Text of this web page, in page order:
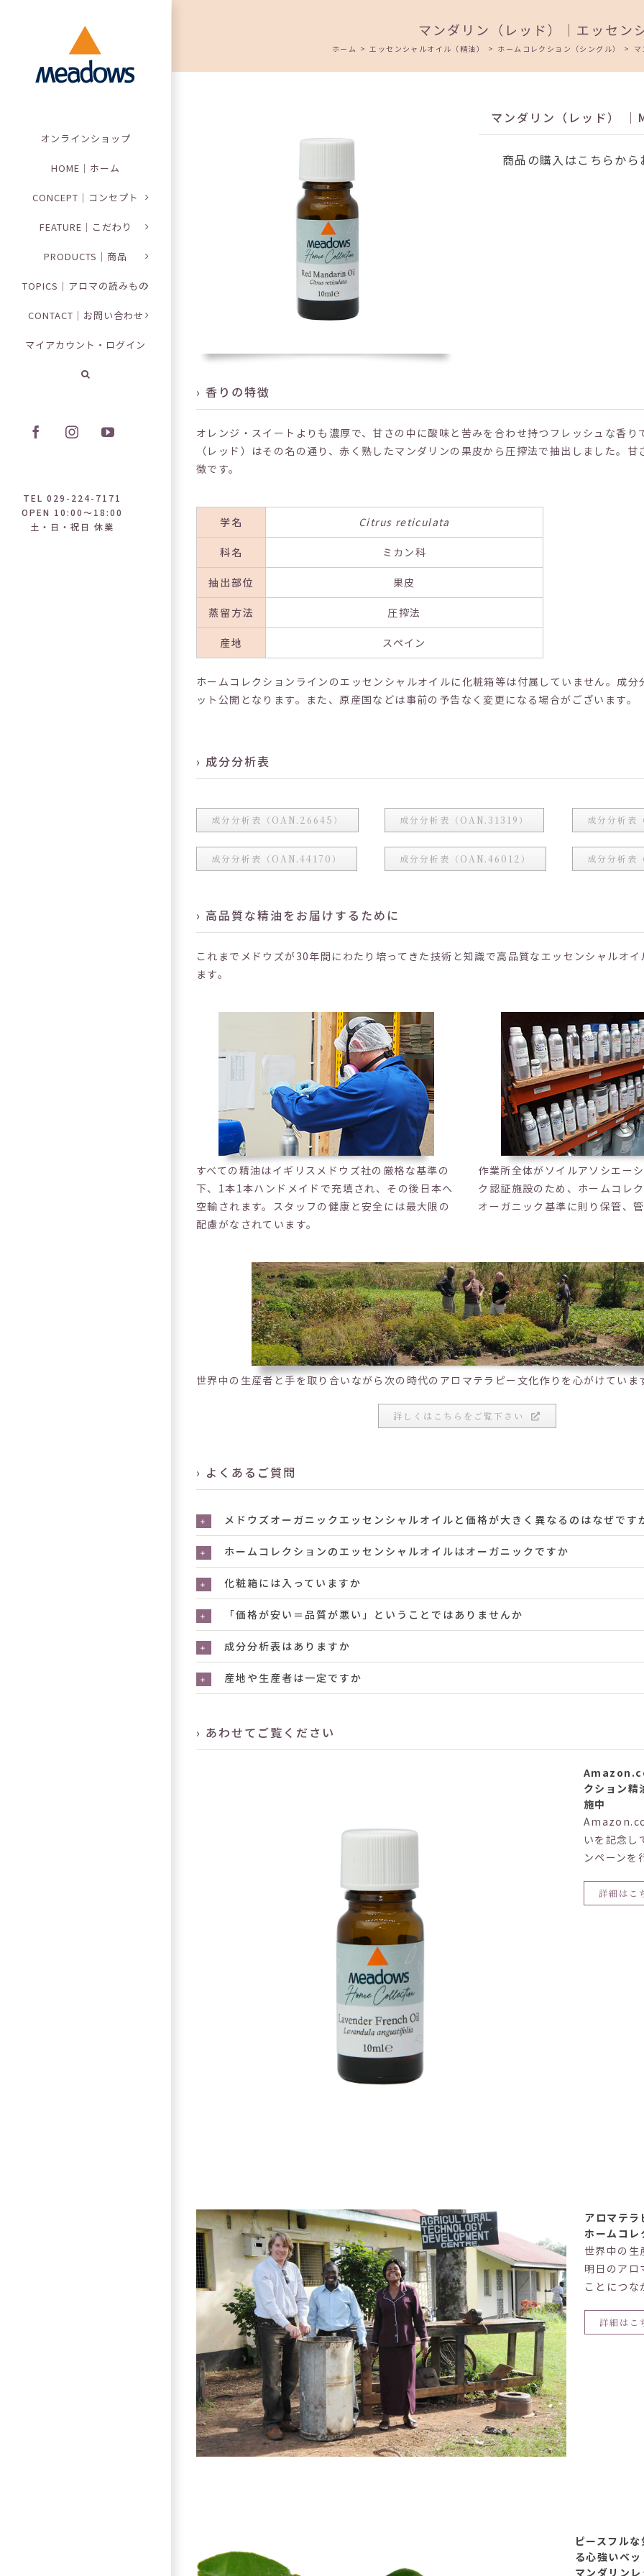
オンラインショップ
HOME｜ホーム
CONCEPT｜コンセプト
FEATURE｜こだわり
PRODUCTS｜商品
TOPICS｜アロマの読みもの
CONTACT｜お問い合わせ
マイアカウント・ログイン
TEL 029-224-7171
OPEN 10:00～18:00
土・日・祝日 休業
マンダリン（レッド）｜エッセン
ホーム > エッセンシャルオイル（精油） > ホームコレクション（シングル） >
マンダリン（レッド）
商品の購入はこちらか
› 香りの特徴
オレンジ・スイートよりも濃厚で、甘さの中に酸味と苦みを合わせ持つフレッシュな香り
（レッド）はその名の通り、赤く熟したマンダリンの果皮から圧搾法で抽出しました。
徴です。
学名 Citrus reticulata
科名 ミカン科
抽出部位 果皮
蒸留方法 圧搾法
産地 スペイン
ホームコレクションラインのエッセンシャルオイルに化粧箱等は付属していません。成分
ット公開となります。また、原産国などは事前の予告なく変更になる場合がございます。
› 成分分析表
成分分析表（OAN.26645） 成分分析表（OAN.31319） 成分分析
成分分析表（OAN.44170） 成分分析表（OAN.46012） 成分分析
› 高品質な精油をお届けするために
これまでメドウズが30年間にわたり培ってきた技術と知識で高品質なエッセンシャルオ
ます。
すべての精油はイギリスメドウズ社の厳格な基準の
下、1本1本ハンドメイドで充填され、その後日本へ
空輸されます。スタッフの健康と安全には最大限の
配慮がなされています。
作業所全体がソイルアソシエー
ク認証施設のため、ホームコレ
オーガニック基準に則り保管、
世界中の生産者と手を取り合いながら次の時代のアロマテラピー文化作りを心がけていま
詳しくはこちらをご覧下さい
› よくあるご質問
メドウズオーガニックエッセンシャルオイルと価格が大きく異なるのはなぜです
ホームコレクションのエッセンシャルオイルはオーガニックですか
化粧箱には入っていますか
「価格が安い＝品質が悪い」ということではありませんか
成分分析表はありますか
産地や生産者は一定ですか
› あわせてご覧ください
クション精
施中
いを記念し
ンペーンを
詳細はこ
アロマテ
ホームコレ
世界中の生
明日のアロ
ことにつな
詳細はこ
ピースフル
る心強いベ
マンダリン